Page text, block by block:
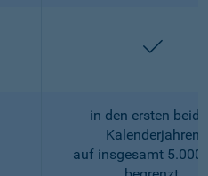
in den ersten
Kalenderjahren
auf insgesamt 5.000